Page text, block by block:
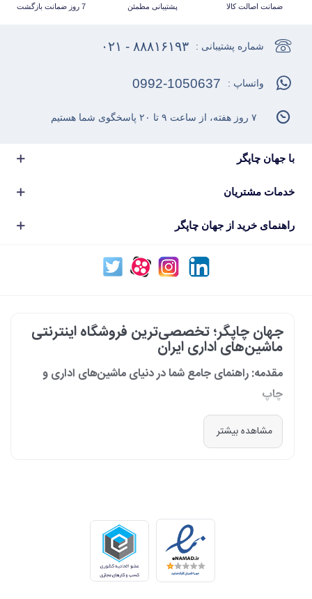
ضمانت اصالت کالا پشتیبانی مطمئن 7 روز ضمانت بازگشت
با جهان چاپگر
خدمات مشتریان
راهنمای خرید از جهان چاپگر
شماره پشتیبانی : ۸۸۸۱۶۱۹۳ - ۰۲۱
واتساپ : 0992-1050637
۷ روز هفته، از ساعت ۹ تا ۲۰ پاسخگوی شما هستیم
جهان چاپگر؛ تخصصی‌ترین فروشگاه اینترنتی
ماشین‌های اداری ایران
مقدمه: راهنمای جامع شما در دنیای ماشین‌های اداری و
چاپ
در دنیای پرشتاب امروز که کسب‌وکارها و سازمان‌ها برای افزایش بهره‌وری خود به
فناوری‌های نوین وابسته‌اند، دسترسی به ابزارهای کارآمد و قابل اعتماد یک
ما، ارائه راهکارهای جامع، از مشاوره پیش از خرید تا پشتیبانی پس از فروش،
برای سازمان‌ها، شرکت‌ها و کاربران خانگی است.
طیف کاملی از محصولات برای هر نیازی
ما در جهان چاپگر، مجموعه‌ای گسترده از برترین برندهای جهانی را گرد هم
مشاهده بیشتر